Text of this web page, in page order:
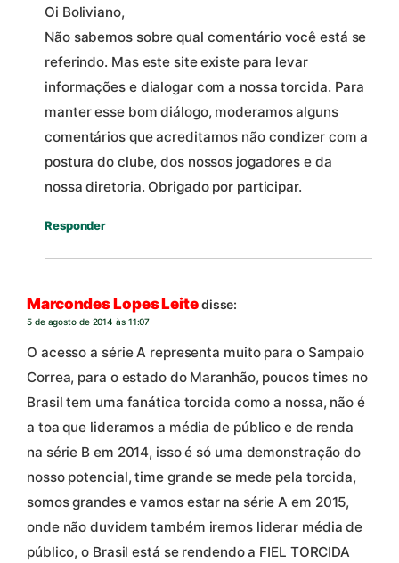
Oi Boliviano,
Não sabemos sobre qual comentário você está se
referindo. Mas este site existe para levar
informações e dialogar com a nossa torcida. Para
manter esse bom diálogo, moderamos alguns
comentários que acreditamos não condizer com a
postura do clube, dos nossos jogadores e da
nossa diretoria. Obrigado por participar.
Responder
Marcondes Lopes Leitedisse:
5 de agosto de 2014 às 11:07
O acesso a série A representa muito para o Sampaio
Correa, para o estado do Maranhão, poucos times no
Brasil tem uma fanática torcida como a nossa, não é
a toa que lideramos a média de público e de renda
na série B em 2014, isso é só uma demonstração do
nosso potencial, time grande se mede pela torcida,
somos grandes e vamos estar na série A em 2015,
onde não duvidem também iremos liderar média de
público, o Brasil está se rendendo a FIEL TORCIDA